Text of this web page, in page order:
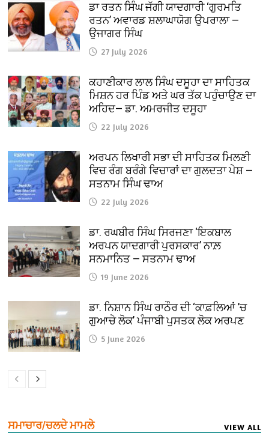
ਡਾ ਰਤਨ ਸਿੰਘ ਜੱਗੀ ਯਾਦਗਾਰੀ ‘ਗੁਰਮਤਿ
ਰਤਨ’ ਅਵਾਰਡ ਸ਼ਲਾਘਾਯੋਗ ਉਪਰਾਲਾ —
ਉਜਾਗਰ ਸਿੰਘ
27 July 2026
ਕਹਾਣੀਕਾਰ ਲਾਲ ਸਿੰਘ ਦਸੂਹਾ ਦਾ ਸਾਹਿਤਕ
ਮਿਸ਼ਨ ਹਰ ਪਿੰਡ ਅਤੇ ਘਰ ਤੱਕ ਪਹੁੰਚਾਉਣ ਦਾ
ਅਹਿਦ— ਡਾ. ਅਮਰਜੀਤ ਦਸੂਹਾ
22 July 2026
ਅਰਪਨ ਲਿਖਾਰੀ ਸਭਾ ਦੀ ਸਾਹਿਤਕ ਮਿਲਣੀ
ਵਿਚ ਰੰਗ ਬਰੰਗੇ ਵਿਚਾਰਾਂ ਦਾ ਗੁਲਦਤਾ ਪੇਸ਼ —
ਸਤਨਾਮ ਸਿੰਘ ਢਾਅ
22 July 2026
ਡਾ. ਰਘਬੀਰ ਸਿੰਘ ਸਿਰਜਣਾ ‘ਇਕਬਾਲ
ਅਰਪਨ ਯਾਦਗਾਰੀ ਪੁਰਸਕਾਰ’ ਨਾਲ਼
ਸਨਮਾਨਿਤ — ਸਤਨਾਮ ਢਾਅ
19 June 2026
ਡਾ. ਨਿਸ਼ਾਨ ਸਿੰਘ ਰਾਠੌਰ ਦੀ ‘ਕਾਫ਼ਲਿਆਂ ’ਚ
ਗੁਆਚੇ ਲੋਕ’ ਪੰਜਾਬੀ ਪੁਸਤਕ ਲੋਕ ਅਰਪਣ
5 June 2026
ਸਮਾਚਾਰ/ਚਲਦੇ ਮਾਮਲੇ VIEW ALL